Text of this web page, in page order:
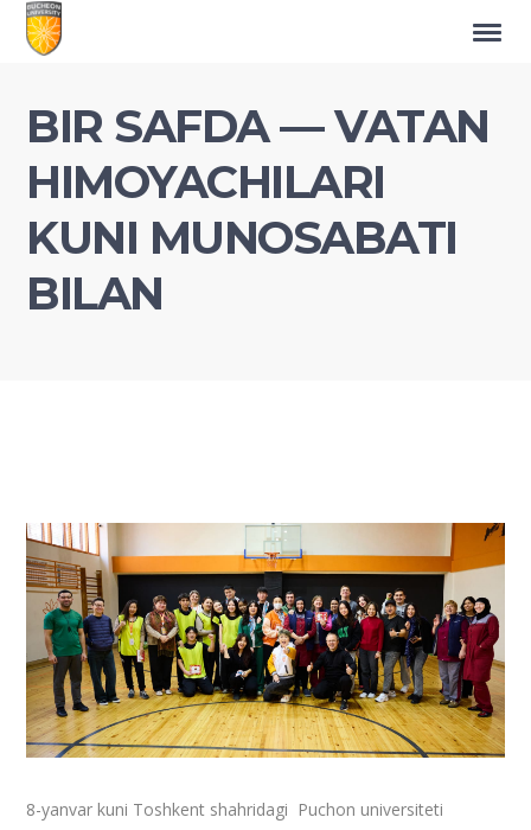
BIR SAFDA — VATAN
HIMOYACHILARI
KUNI MUNOSABATI
BILAN
8-yanvar kuni Toshkent shahridagi Puchon universiteti